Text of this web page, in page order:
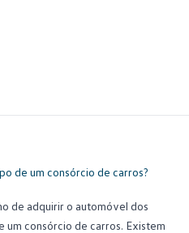
de um consórcio de carros?
de adquirir o automóvel dos
um consórcio de carros. Existem